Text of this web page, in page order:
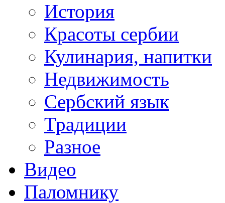
История
Красоты сербии
Кулинария, напитки
Недвижимость
Сербский язык
Традиции
Разное
Видео
Паломнику